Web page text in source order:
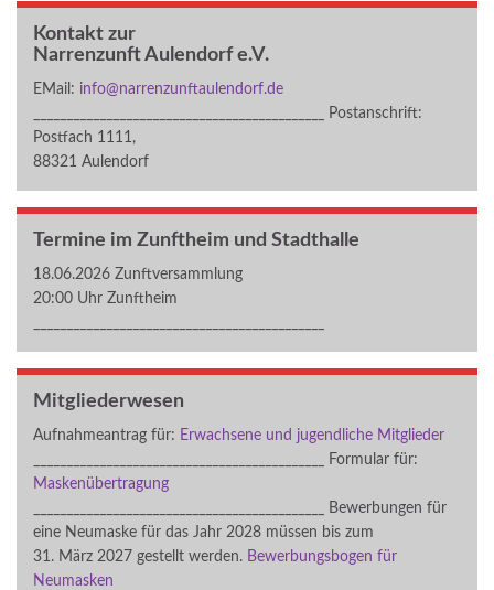
Kontakt zur
Narrenzunft Aulendorf e.V.
EMail: info@narrenzunftaulendorf.de
____________________________________________ Postanschrift:
Postfach 1111,
88321 Aulendorf
Termine im Zunftheim und Stadthalle
18.06.2026 Zunftversammlung
20:00 Uhr Zunftheim
Mitgliederwesen
Aufnahmeantrag für: Erwachsene und jugendliche Mitglieder
____________________________________________ Formular für:
Maskenübertragung
____________________________________________ Bewerbungen für
eine Neumaske für das Jahr 2028 müssen bis zum
31. März 2027 gestellt werden. Bewerbungsbogen für
Neumasken